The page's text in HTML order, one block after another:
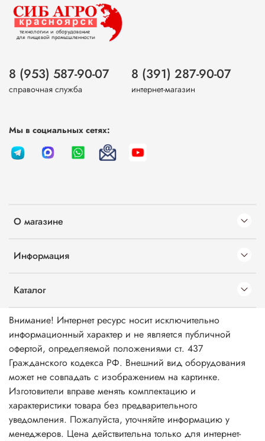
О магазине
Информация
Каталог
8 (953) 587-90-07
справочная служба
8 (391) 287-90-07
интернет-магазин
Мы в социальных сетях:
Внимание! Интернет ресурс носит исключительно
информационный характер и не является публичной
офертой, определяемой положениями ст. 437
Гражданского кодекса РФ. Внешний вид оборудования
может не совпадать с изображением на картинке.
Изготовители вправе менять комплектацию и
характеристики товара без предварительного
уведомления. Пожалуйста, уточняйте информацию у
менеджеров. Цена действительна только для интернет-